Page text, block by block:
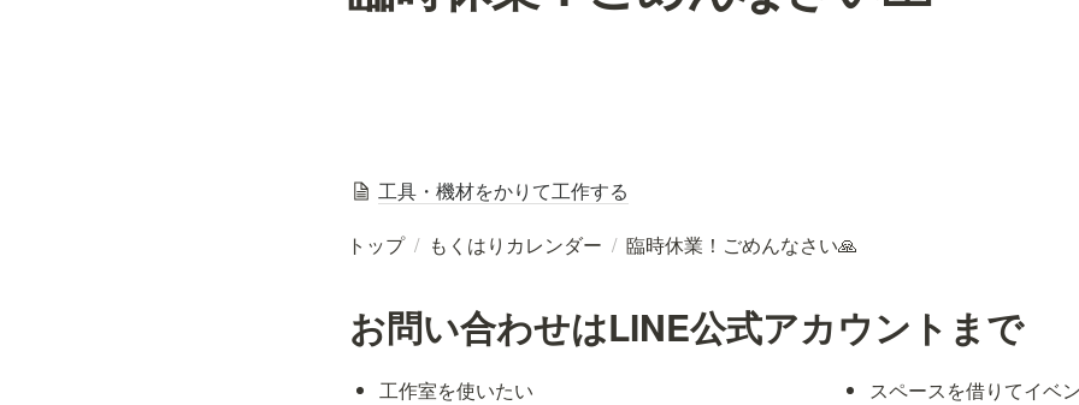
工具・機材をかりて工作する
トップ / もくはりカレンダー / 臨時休業！ごめんなさい🙏
お問い合わせはLINE公式アカウントまで
工作室を使いたい スペースを借りてイベ